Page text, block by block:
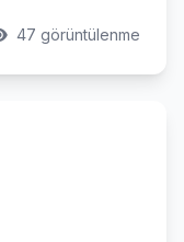
47 görüntülenme